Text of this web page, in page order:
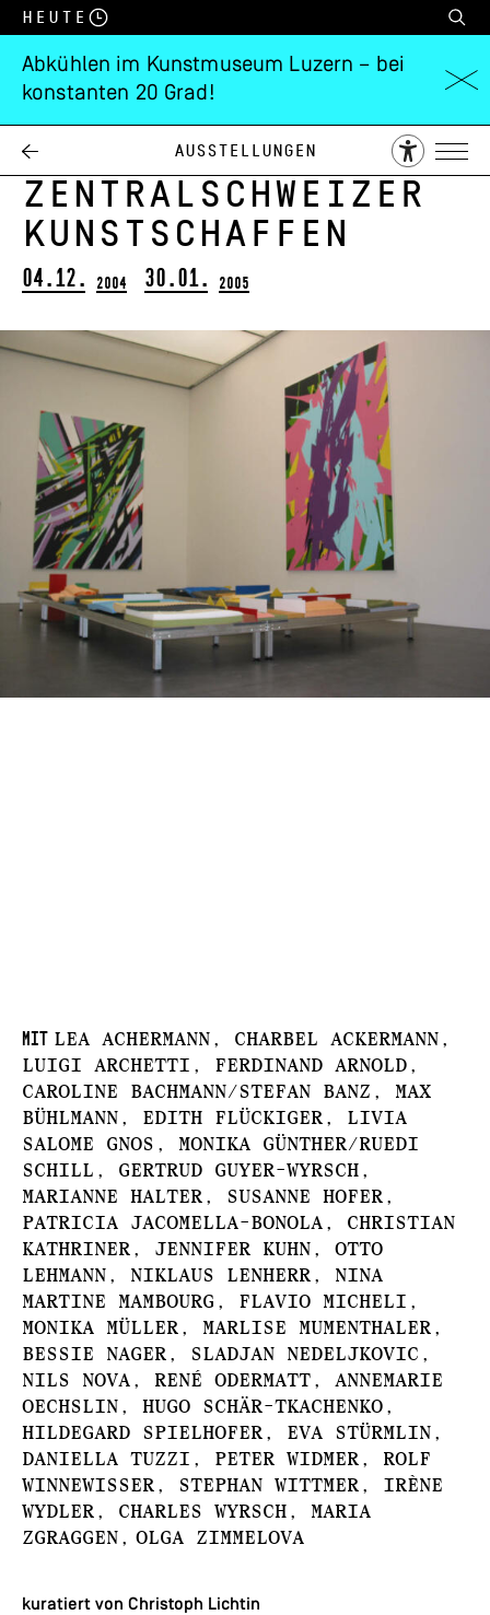
Heute
Abkühlen im Kunstmuseum Luzern – bei
konstanten 20 Grad!
Ausstellungen
Jahresausstellung
2004 –
Zentralschweizer
Kunstschaffen
04.12. 2004 30.01. 2005
Mit Lea Achermann, Charbel Ackermann,
Luigi Archetti, Ferdinand Arnold,
Caroline Bachmann/Stefan Banz, Max
Bühlmann, Edith Flückiger, Livia
Salome Gnos, Monika Günther/Ruedi
Schill, Gertrud Guyer-Wyrsch,
Marianne Halter, Susanne Hofer,
Patricia Jacomella-Bonola, Christian
Kathriner, Jennifer Kuhn, Otto
Lehmann, Niklaus Lenherr, Nina
Martine Mambourg, Flavio Micheli,
Monika Müller, Marlise Mumenthaler,
Bessie Nager, Sladjan Nedeljkovic,
Nils Nova, René Odermatt, Annemarie
Oechslin, Hugo Schär-Tkachenko,
Hildegard Spielhofer, Eva Stürmlin,
Daniella Tuzzi, Peter Widmer, Rolf
Winnewisser, Stephan Wittmer, Irène
Wydler, Charles Wyrsch, Maria
Zgraggen, Olga Zimmelova
kuratiert von Christoph Lichtin